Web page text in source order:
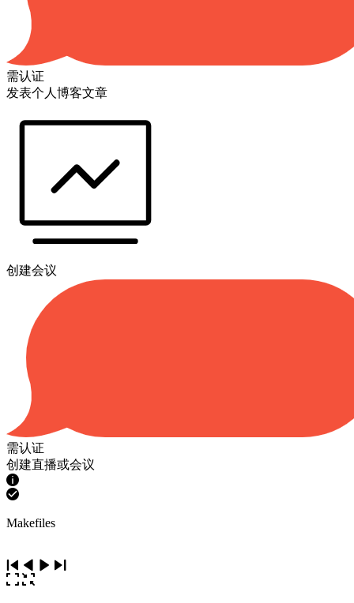
需认证
发表个人博客文章
创建会议
需认证
创建直播或会议
Makefiles